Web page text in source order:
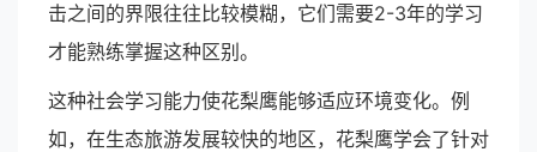
击之间的界限往往比较模糊，它们需要2-3年的学习
才能熟练掌握这种区别。
这种社会学习能力使花梨鹰能够适应环境变化。例
如，在生态旅游发展较快的地区，花梨鹰学会了针对